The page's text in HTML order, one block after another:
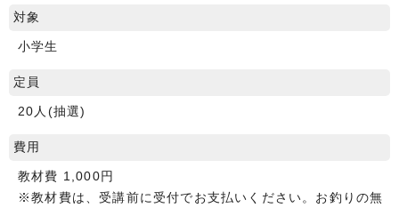
対象
小学生
定員
20人(抽選)
費用
教材費 1,000円
※教材費は、受講前に受付でお支払いください。お釣りの無